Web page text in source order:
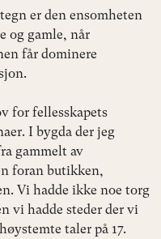
er den ensomheten
og gamle, når
får dominere
for fellesskapets
I bygda der jeg
gammelt av
foran butikken,
Vi hadde ikke noe torg
vi hadde steder der vi
taler på 17.